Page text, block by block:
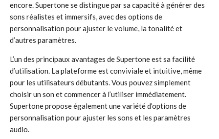
encore. Supertone se distingue par sa capacité à générer des
sons réalistes et immersifs, avec des options de
personnalisation pour ajuster le volume, la tonalité et
d’autres paramètres.
L’un des principaux avantages de Supertone est sa facilité
d’utilisation. La plateforme est conviviale et intuitive, même
pour les utilisateurs débutants. Vous pouvez simplement
choisir un son et commencer à l’utiliser immédiatement.
Supertone propose également une variété d’options de
personnalisation pour ajuster les sons et les paramètres
audio.